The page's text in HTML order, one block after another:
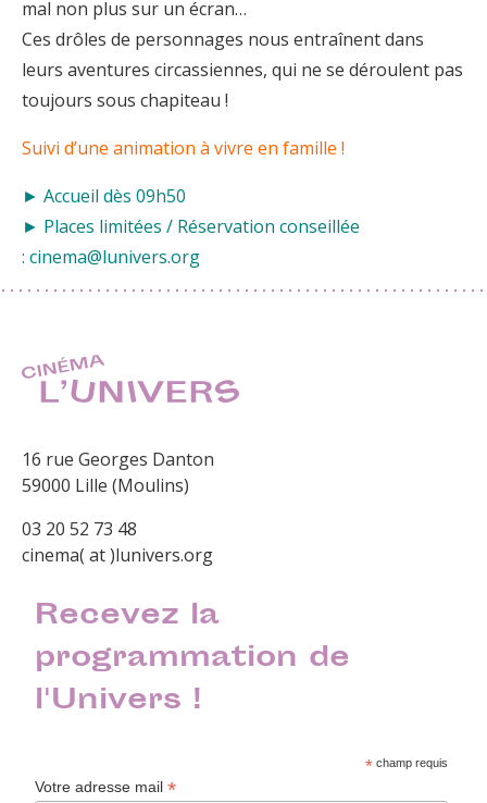
mal non plus sur un écran…
Ces drôles de personnages nous entraînent dans
leurs aventures circassiennes, qui ne se déroulent pas
toujours sous chapiteau !
Suivi d’une animation à vivre en famille !
► Accueil dès 09h50
► Places limitées / Réservation conseillée
: cinema@lunivers.org
16 rue Georges Danton
59000 Lille (Moulins)
03 20 52 73 48
cinema( at )lunivers.org
Recevez la
programmation de
l'Univers !
* champ requis
Votre adresse mail*